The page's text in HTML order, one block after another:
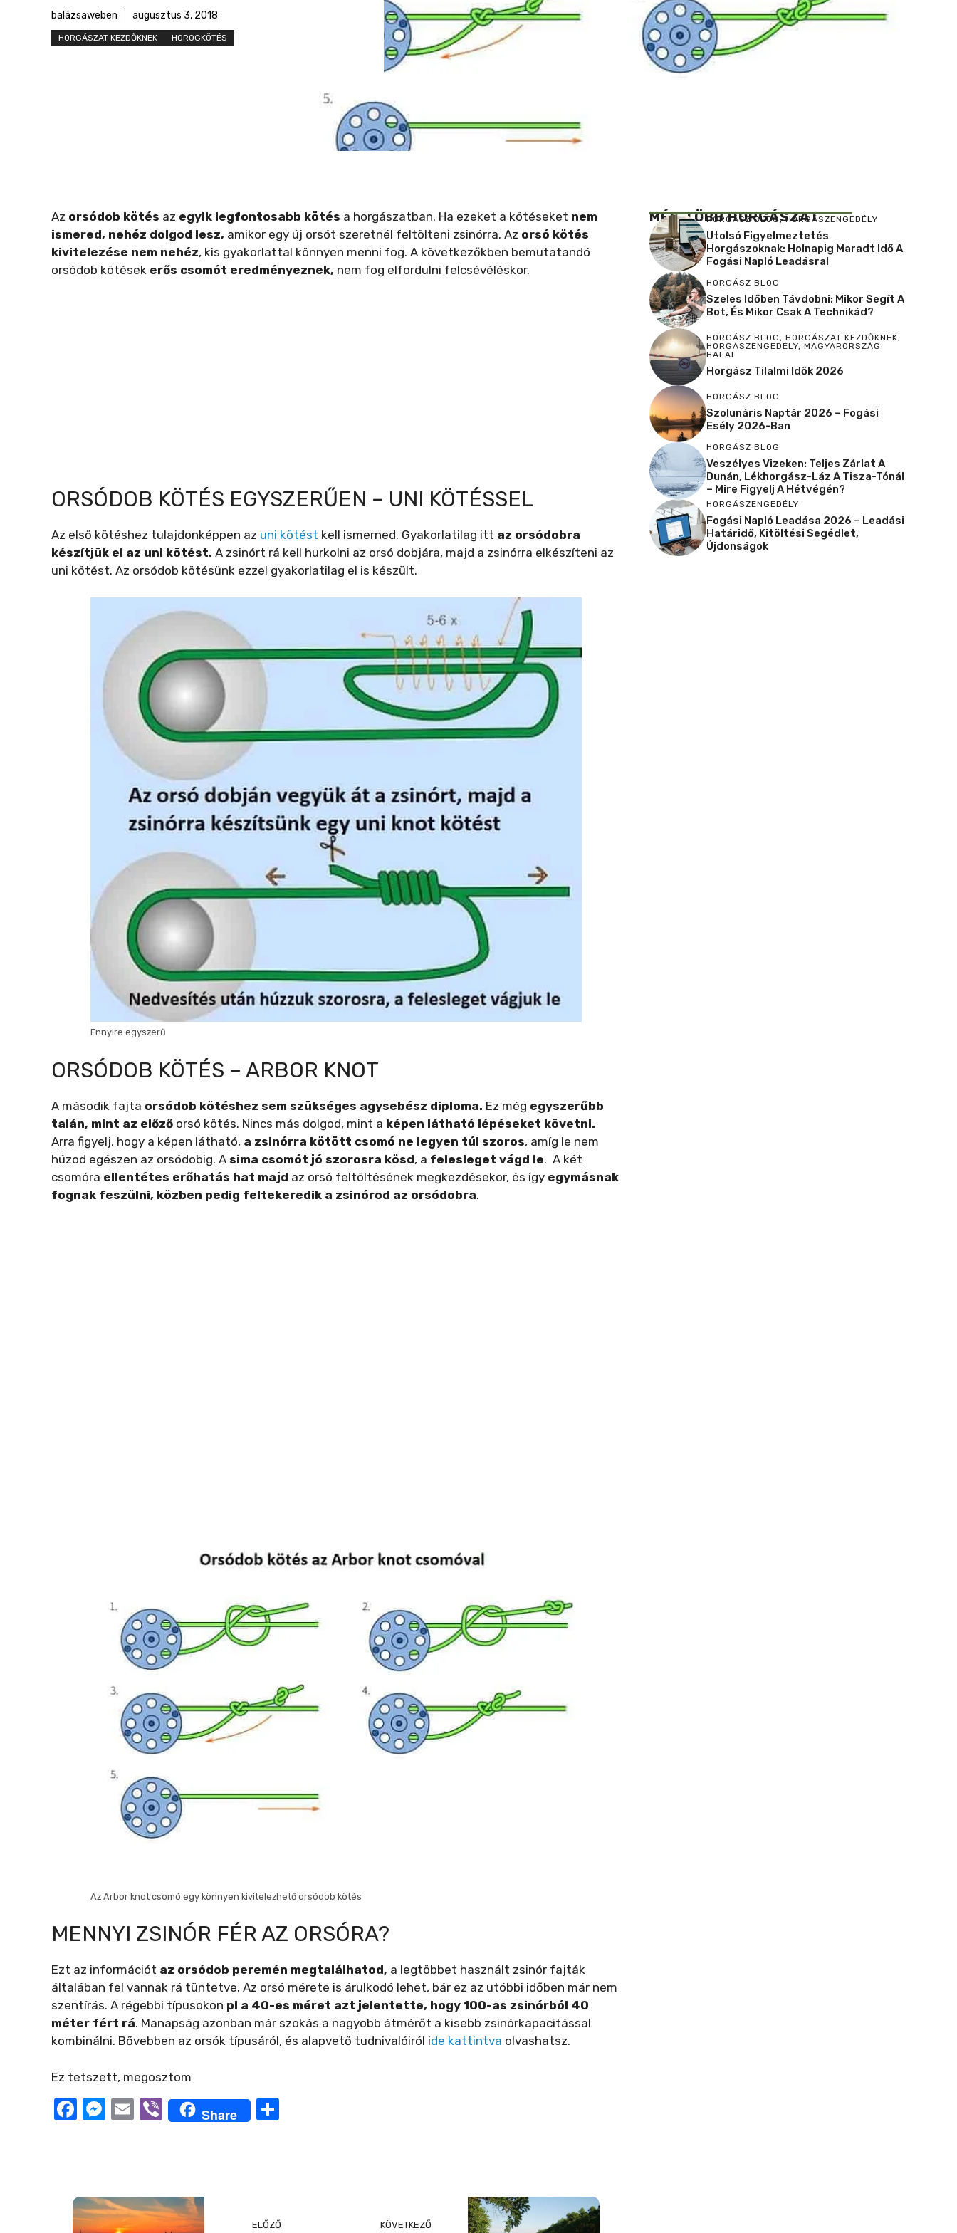
balázsaweben augusztus 3, 2018
HORGÁSZAT KEZDŐKNEK HOROGKÖTÉS
Az orsódob kötés az egyik legfontosabb kötés a horgászatban. Ha ezeket a kötéseket nem
ismered, nehéz dolgod lesz, amikor egy új orsót szeretnél feltölteni zsinórra. Az orsó kötés
kivitelezése nem nehéz, kis gyakorlattal könnyen menni fog. A következőkben bemutatandó
orsódob kötések erős csomót eredményeznek, nem fog elfordulni felcsévéléskor.
ORSÓDOB KÖTÉS EGYSZERŰEN – UNI KÖTÉSSEL
Az első kötéshez tulajdonképpen az uni kötést kell ismerned. Gyakorlatilag itt az orsódobra
készítjük el az uni kötést. A zsinórt rá kell hurkolni az orsó dobjára, majd a zsinórra elkészíteni az
uni kötést. Az orsódob kötésünk ezzel gyakorlatilag el is készült.
Ennyire egyszerű
ORSÓDOB KÖTÉS – ARBOR KNOT
A második fajta orsódob kötéshez sem szükséges agysebész diploma. Ez még egyszerűbb
talán, mint az előző orsó kötés. Nincs más dolgod, mint a képen látható lépéseket követni.
Arra figyelj, hogy a képen látható, a zsinórra kötött csomó ne legyen túl szoros, amíg le nem
húzod egészen az orsódobig. A sima csomót jó szorosra kösd, a felesleget vágd le. A két
csomóra ellentétes erőhatás hat majd az orsó feltöltésének megkezdésekor, és így egymásnak
fognak feszülni, közben pedig feltekeredik a zsinórod az orsódobra.
Az Arbor knot csomó egy könnyen kivitelezhető orsódob kötés
MENNYI ZSINÓR FÉR AZ ORSÓRA?
Ezt az információt az orsódob peremén megtalálhatod, a legtöbbet használt zsinór fajták
általában fel vannak rá tüntetve. Az orsó mérete is árulkodó lehet, bár ez az utóbbi időben már nem
szentírás. A régebbi típusokon pl a 40-es méret azt jelentette, hogy 100-as zsinórból 40
méter fért rá. Manapság azonban már szokás a nagyobb átmérőt a kisebb zsinórkapacitással
kombinálni. Bővebben az orsók típusáról, és alapvető tudnivalóiról ide kattintva olvashatsz.
Ez tetszett, megosztom
F
b
o
M
n
g
E
Vi
Share
e
ELŐZŐ KÖVETKEZŐ
MÉG TÖBB HORGÁSZAT
HORGÁSZ BLOG,HORGÁSZENGEDÉLY
Utolsó Figyelmeztetés
Horgászoknak: Holnapig Maradt Idő A
Fogási Napló Leadásra!
HORGÁSZ BLOG
Szeles Időben Távdobni: Mikor Segít A
Bot, És Mikor Csak A Technikád?
HORGÁSZ BLOG , HORGÁSZAT KEZDŐKNEK,
HORGÁSZENGEDÉLY, MAGYARORSZÁG
HALAI
Horgász Tilalmi Idők 2026
HORGÁSZ BLOG
Szolunáris Naptár 2026 – Fogási
Esély 2026-Ban
HORGÁSZ BLOG
Veszélyes Vizeken: Teljes Zárlat A
Dunán, Lékhorgász-Láz A Tisza-Tónál
– Mire Figyelj A Hétvégén?
HORGÁSZENGEDÉLY
Fogási Napló Leadása 2026 – Leadási
Határidő, Kitöltési Segédlet,
Újdonságok